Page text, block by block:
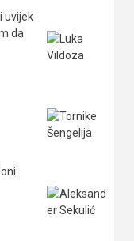
uvijek
da